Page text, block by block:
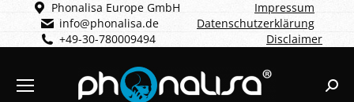
Phonalisa Europe GmbH
info@phonalisa.de
+49-30-780009494
Impressum
Datenschutzerklärung
Disclaimer